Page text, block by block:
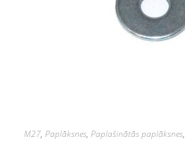
M27, Paplāksnes, Paplašinātās paplāksnes,